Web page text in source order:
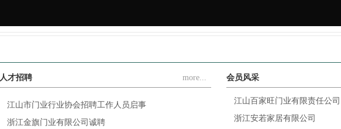
人才招聘 more...
江山市门业行业协会招聘工作人员启事
浙江金旗门业有限公司诚聘
会员风采
江山多美歌门业装饰有限公司
江山百家旺门业有限责任公司
浙江安若家居有限公司
浙江雅迪乐木业有限公司